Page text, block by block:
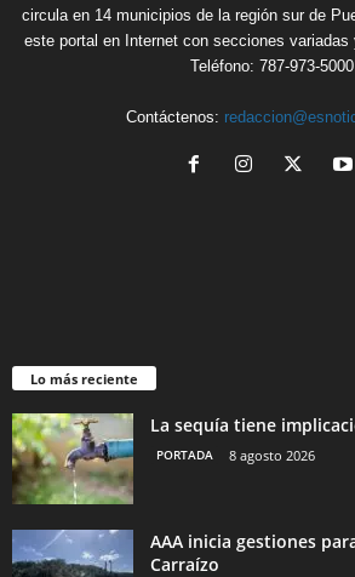
circula en 14 municipios de la región sur de
este portal en Internet con secciones variadas
Teléfono: 787-973-5000
Contáctenos:
Lo más reciente
La sequía tiene
PORTADA 8 agosto 2026
AAA inicia gestiones
Carraízo